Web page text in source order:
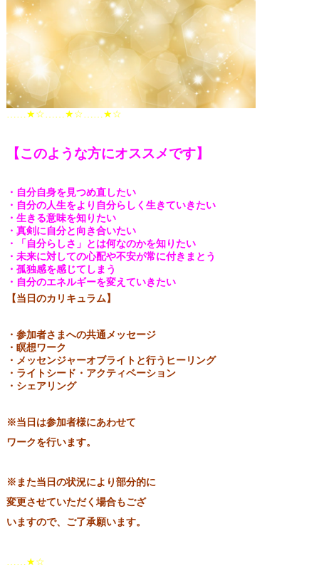
……★☆……★☆……★☆
【このような方にオススメです】
・自分自身を見つめ直したい
・自分の人生をより自分らしく生きていきたい
・生きる意味を知りたい
・真剣に自分と向き合いたい
・「自分らしさ」とは何なのかを知りたい
・未来に対しての心配や不安が常に付きまとう
・孤独感を感じてしまう
・自分のエネルギーを変えていきたい
【当日のカリキュラム】
・参加者さまへの共通メッセージ
・瞑想ワーク
・メッセンジャーオブライトと行うヒーリング
・ライトシード・アクティベーション
・シェアリング
※当日は参加者様にあわせて
ワークを行います。
※また当日の状況により部分的に
変更させていただく場合もござ
いますので、ご了承願います。
……★☆